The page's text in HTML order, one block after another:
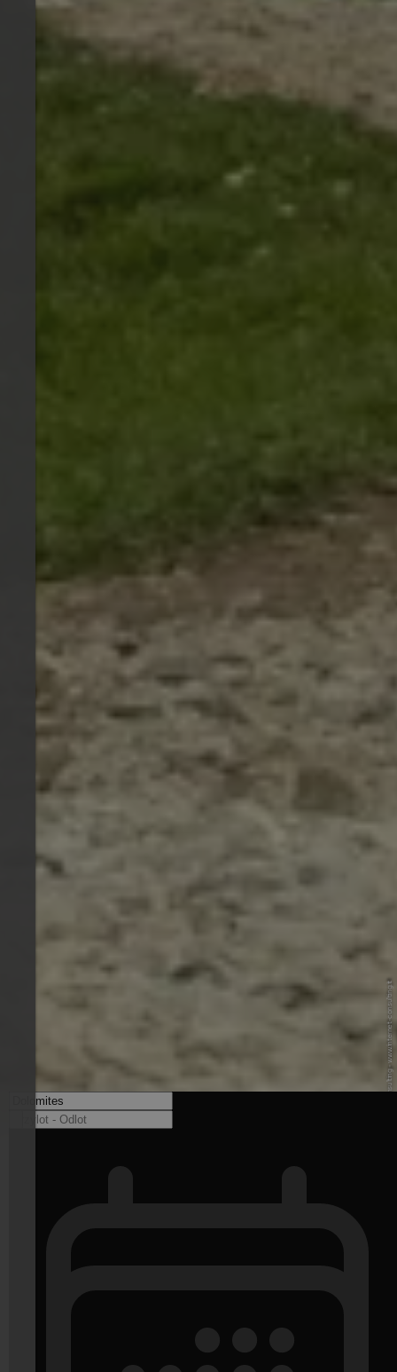
© Internet Consulting - www.internet-consulting.it